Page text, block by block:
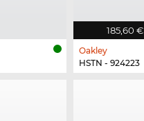
185,60 €
Oakley
HSTN - 924223